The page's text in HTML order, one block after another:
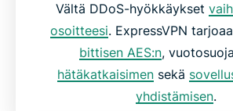
Vältä DDoS-hyökkäykset
osoitteesi. ExpressVPN
bittisen AES:n,
hätäkatkaisimen sekä
yhdistämisen.